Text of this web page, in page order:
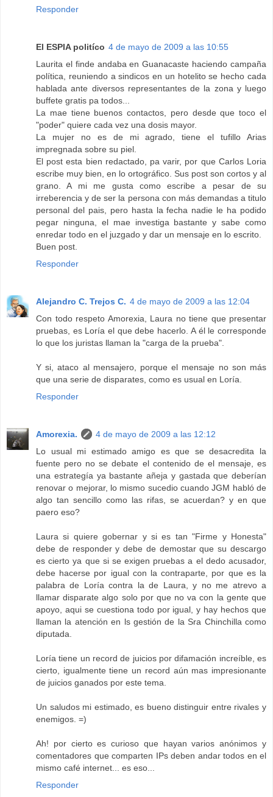
Responder
El ESPIA politíco 4 de mayo de 2009 a las 10:55
Laurita el finde andaba en Guanacaste haciendo campaña
política, reuniendo a sindicos en un hotelito se hecho cada
hablada ante diversos representantes de la zona y luego
buffete gratis pa todos...
La mae tiene buenos contactos, pero desde que toco el
"poder" quiere cada vez una dosis mayor.
La mujer no es de mi agrado, tiene el tufillo Arias
impregnada sobre su piel.
El post esta bien redactado, pa varir, por que Carlos Loria
escribe muy bien, en lo ortográfico. Sus post son cortos y al
grano. A mi me gusta como escribe a pesar de su
irreberencia y de ser la persona con más demandas a titulo
personal del pais, pero hasta la fecha nadie le ha podido
pegar ninguna, el mae investiga bastante y sabe como
enredar todo en el juzgado y dar un mensaje en lo escrito.
Buen post.
Responder
Alejandro C. Trejos C. 4 de mayo de 2009 a las 12:04
Con todo respeto Amorexia, Laura no tiene que presentar
pruebas, es Loría el que debe hacerlo. A él le corresponde
lo que los juristas llaman la "carga de la prueba".
Y si, ataco al mensajero, porque el mensaje no son más
que una serie de disparates, como es usual en Loría.
Responder
Amorexia.
4 de mayo de 2009 a las 12:12
Lo usual mi estimado amigo es que se desacredita la
fuente pero no se debate el contenido de el mensaje, es
una estrategía ya bastante añeja y gastada que deberían
renovar o mejorar, lo mismo sucedio cuando JGM habló de
algo tan sencillo como las rifas, se acuerdan? y en que
paero eso?
Laura si quiere gobernar y si es tan "Firme y Honesta"
debe de responder y debe de demostar que su descargo
es cierto ya que si se exigen pruebas a el dedo acusador,
debe hacerse por igual con la contraparte, por que es la
palabra de Loría contra la de Laura, y no me atrevo a
llamar disparate algo solo por que no va con la gente que
apoyo, aqui se cuestiona todo por igual, y hay hechos que
llaman la atención en ls gestión de la Sra Chinchilla como
diputada.
Loría tiene un record de juicios por difamación increíble, es
cierto, igualmente tiene un record aún mas impresionante
de juicios ganados por este tema.
Un saludos mi estimado, es bueno distinguir entre rivales y
enemigos. =)
Ah! por cierto es curioso que hayan varios anónimos y
comentadores que comparten IPs deben andar todos en el
mismo café internet... es eso...
Responder